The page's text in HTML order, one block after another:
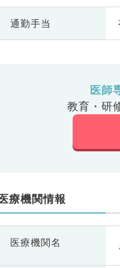
通勤手当
医師
教育・研
医療機関情報
医療機関名